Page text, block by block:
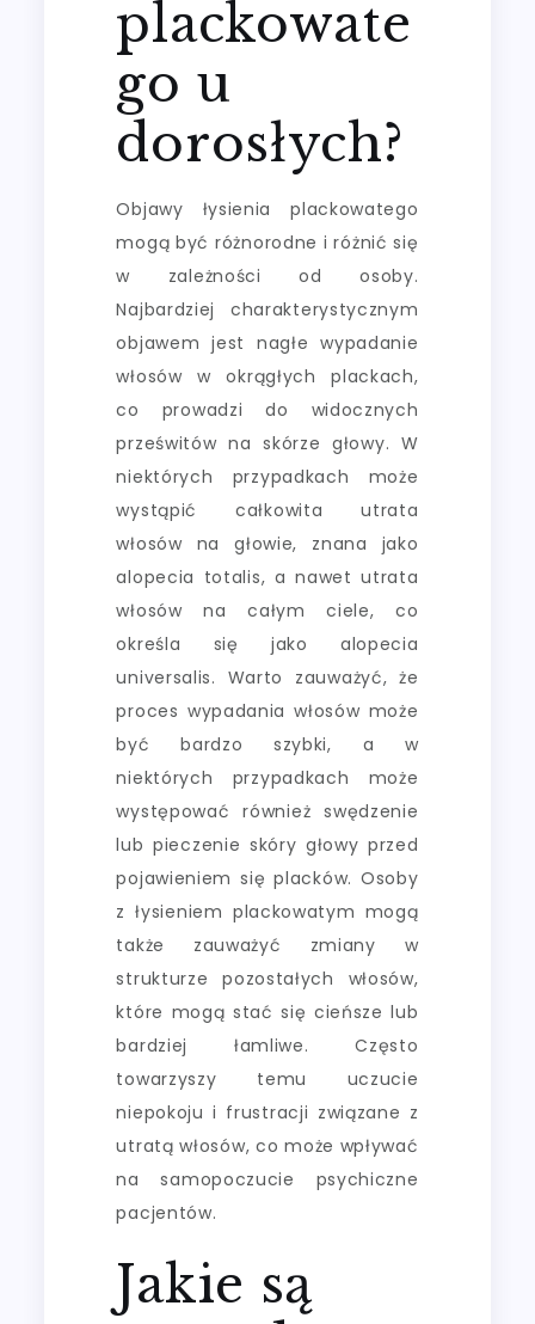
plackowate
go u
dorosłych?
Objawy łysienia plackowatego
mogą być różnorodne i różnić się
w zależności od osoby.
Najbardziej charakterystycznym
objawem jest nagłe wypadanie
włosów w okrągłych plackach,
co prowadzi do widocznych
prześwitów na skórze głowy. W
niektórych przypadkach może
wystąpić całkowita utrata
włosów na głowie, znana jako
alopecia totalis, a nawet utrata
włosów na całym ciele, co
określa się jako alopecia
universalis. Warto zauważyć, że
proces wypadania włosów może
być bardzo szybki, a w
niektórych przypadkach może
występować również swędzenie
lub pieczenie skóry głowy przed
pojawieniem się placków. Osoby
z łysieniem plackowatym mogą
także zauważyć zmiany w
strukturze pozostałych włosów,
które mogą stać się cieńsze lub
bardziej łamliwe. Często
towarzyszy temu uczucie
niepokoju i frustracji związane z
utratą włosów, co może wpływać
na samopoczucie psychiczne
pacjentów.
Jakie są